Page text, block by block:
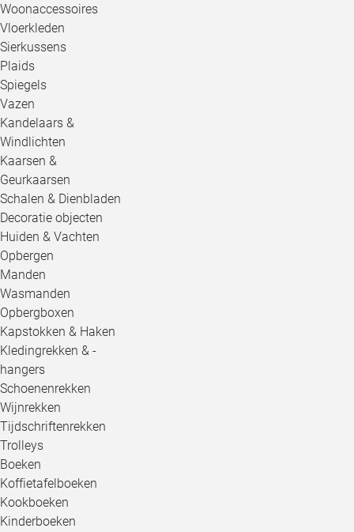
Woonaccessoires
Vloerkleden
Sierkussens
Plaids
Spiegels
Vazen
Kandelaars &
Windlichten
Kaarsen &
Geurkaarsen
Schalen & Dienbladen
Decoratie objecten
Huiden & Vachten
Opbergen
Manden
Wasmanden
Opbergboxen
Kapstokken & Haken
Kledingrekken & -
hangers
Schoenenrekken
Wijnrekken
Tijdschriftenrekken
Trolleys
Boeken
Koffietafelboeken
Kookboeken
Kinderboeken